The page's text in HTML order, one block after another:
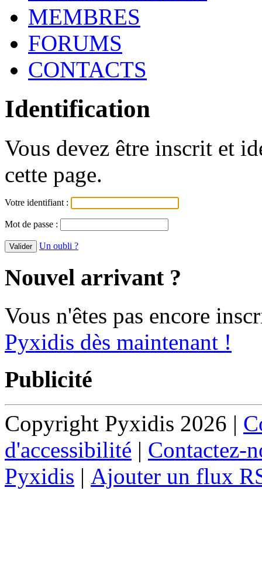
MEMBRES
FORUMS
CONTACTS
Identification
Vous devez être inscrit et
cette page.
Votre identifiant :
Mot de passe :
Un oubli ?
Nouvel arrivant ?
Vous n'êtes pas encore
Pyxidis dès maintenant !
Publicité
Copyright Pyxidis 2026 |
d'accessibilité | Contactez-
Pyxidis | Ajouter un flux